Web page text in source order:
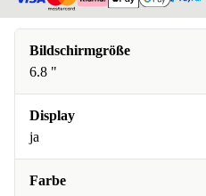
Bildschirmgröße
6.8 "
Display
ja
Farbe